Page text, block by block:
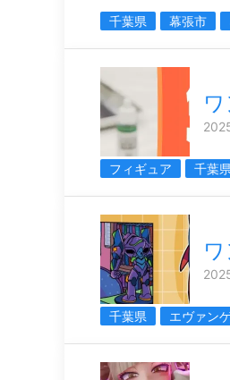
千葉県 幕張市
フィギュア 千葉県
千葉県 エヴァン